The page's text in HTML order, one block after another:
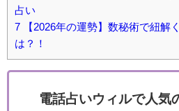
占い
7 【2026年の運勢】数秘術で紐解
は？！
電話占いウィルで人気